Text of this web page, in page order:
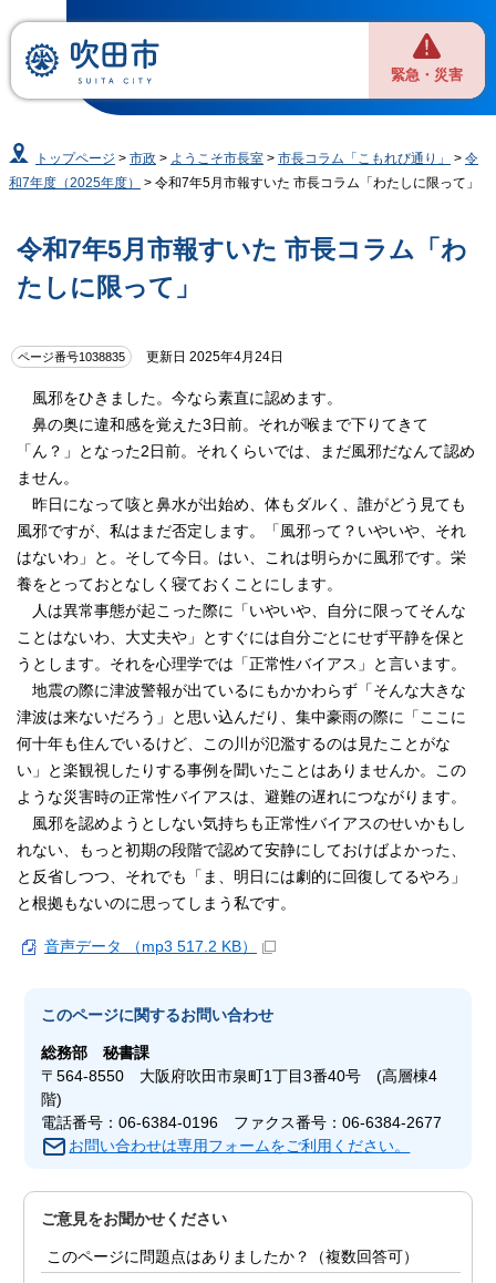
緊急・災害
トップページ >市政 > ようこそ市長室 >市長コラム「こもれび通り」 >令
和7年度（2025年度）
> 令和7年5月市報すいた 市長コラム「わたしに限って」
令和7年5月市報すいた 市長コラム「わ
たしに限って」
ページ番号1038835 更新日 2025年4月24日
風邪をひきました。今なら素直に認めます。
鼻の奥に違和感を覚えた3日前。それが喉まで下りてきて
「ん？」となった2日前。それくらいでは、まだ風邪だなんて認め
ません。
昨日になって咳と鼻水が出始め、体もダルく、誰がどう見ても
風邪ですが、私はまだ否定します。「風邪って？いやいや、それ
はないわ」と。そして今日。はい、これは明らかに風邪です。栄
養をとっておとなしく寝ておくことにします。
人は異常事態が起こった際に「いやいや、自分に限ってそんな
ことはないわ、大丈夫や」とすぐには自分ごとにせず平静を保と
うとします。それを心理学では「正常性バイアス」と言います。
地震の際に津波警報が出ているにもかかわらず「そんな大きな
津波は来ないだろう」と思い込んだり、集中豪雨の際に「ここに
何十年も住んでいるけど、この川が氾濫するのは見たことがな
い」と楽観視したりする事例を聞いたことはありませんか。この
ような災害時の正常性バイアスは、避難の遅れにつながります。
風邪を認めようとしない気持ちも正常性バイアスのせいかもし
れない、もっと初期の段階で認めて安静にしておけばよかった、
と反省しつつ、それでも「ま、明日には劇的に回復してるやろ」
と根拠もないのに思ってしまう私です。
音声データ （mp3 517.2 KB）
このページに関するお問い合わせ
総務部秘書課
〒564-8550 大阪府吹田市泉町1丁目3番40号 (高層棟4
階)
電話番号：06-6384-0196 ファクス番号：06-6384-2677
お問い合わせは専用フォームをご利用ください。
ご意見をお聞かせください
このページに問題点はありましたか？（複数回答可）